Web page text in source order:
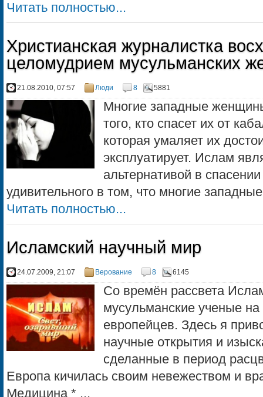
Читать полностью...
Христианская журналистка
целомудрием мусульманских
21.08.2010, 07:57 Люди 8 5881
Многие западные
того, кто спасет их от
которая умаляет их
эксплуатирует. Ислам
альтернативой в
удивительного в том, что многие
Читать полностью...
Исламский научный мир
24.07.2009, 21:07 Верование 8 6145
Со времён рассвета
мусульманские ученые
европейцев. Здесь я
научные открытия и
сделанные в период
Европа кичилась своим невежеством и
Медицина * ...